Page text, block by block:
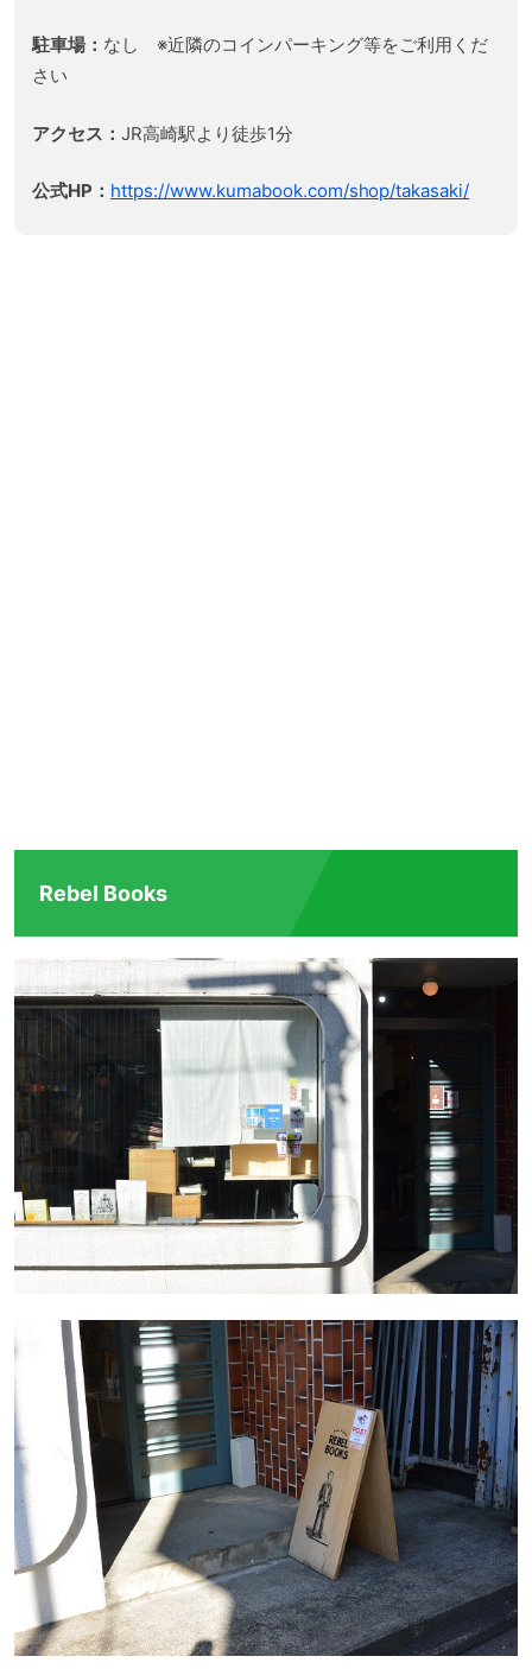
駐車場： なし ※近隣のコインパーキング等をご利用くだ
さい
アクセス： JR高崎駅より徒歩1分
公式HP： https://www.kumabook.com/shop/takasaki/
Rebel Books